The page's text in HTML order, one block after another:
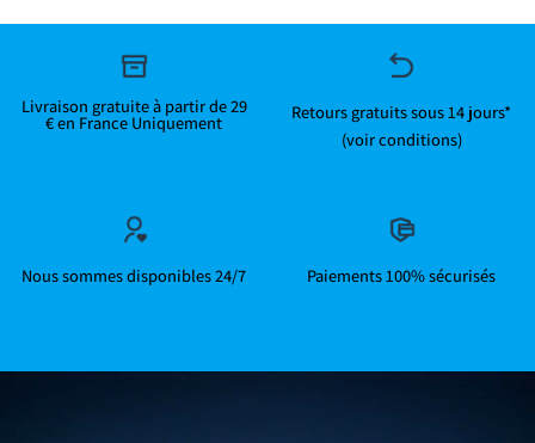
Livraison gratuite à partir de 29
€ en France Uniquement
Retours gratuits sous 14 jours*
(voir conditions)
Nous sommes disponibles 24/7 Paiements 100% sécurisés